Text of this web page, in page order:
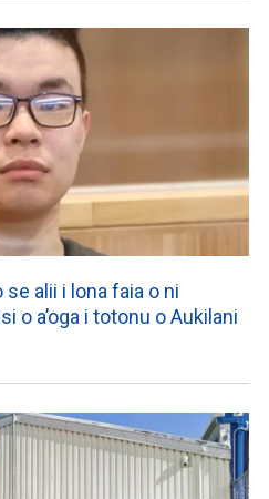
alii i lona faia o ni
o a’oga i totonu o Aukilani